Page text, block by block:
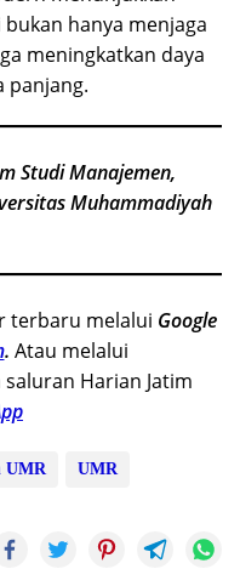
hanya menjaga
meningkatkan daya
panjang.
Studi Manajemen,
Muhammadiyah
terbaru melalui Google
. Atau melalui
saluran Harian Jatim
UMR UMR